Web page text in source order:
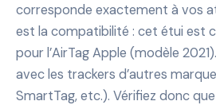
corresponde exactement à vos
est la compatibilité : cet étui est
pour l’AirTag Apple (modèle
avec les trackers d’autres
SmartTag, etc.). Vérifiez donc